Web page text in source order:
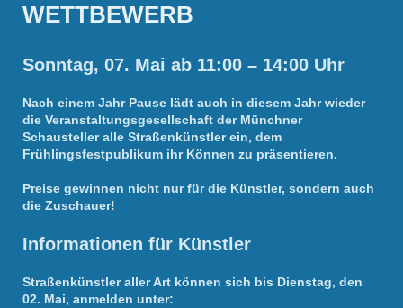
WETTBEWERB
Sonntag, 07. Mai ab 11:00 – 14:00 Uhr
Nach einem Jahr Pause lädt auch in diesem Jahr wieder
die Veranstaltungsgesellschaft der Münchner
Schausteller alle Straßenkünstler ein, dem
Frühlingsfestpublikum ihr Können zu präsentieren.
Preise gewinnen nicht nur für die Künstler, sondern auch
die Zuschauer!
Informationen für Künstler
Straßenkünstler aller Art können sich bis Dienstag, den
02. Mai, anmelden unter: